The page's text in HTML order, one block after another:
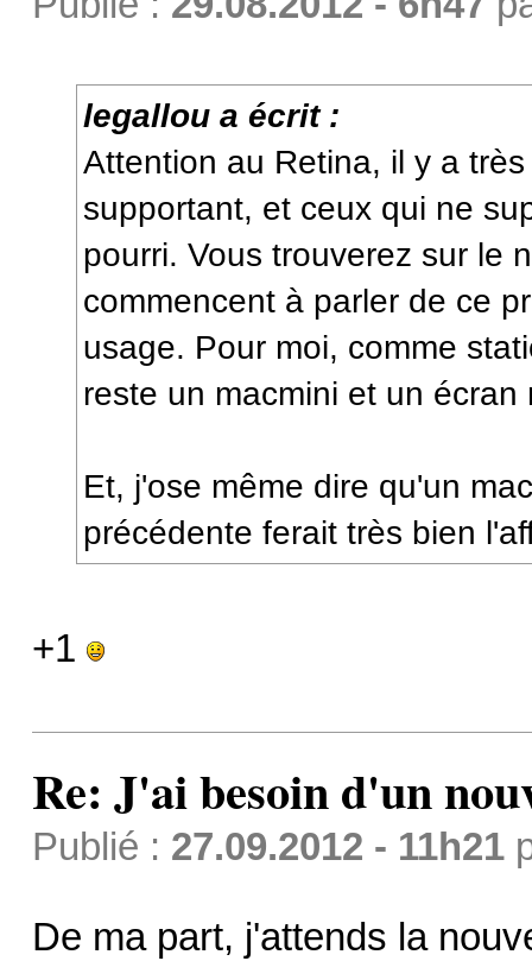
legallou a écrit :
Attention au Retina, il y a
supportant, et ceux qui ne
pourri. Vous trouverez sur le
commencent à parler de ce
usage. Pour moi, comme
reste un macmini et un
Et, j'ose même dire qu'un
précédente ferait très bien
+1
Re: J'ai besoin d'un
Publié : 27.09.2012 - 11h21
De ma part, j'attends la